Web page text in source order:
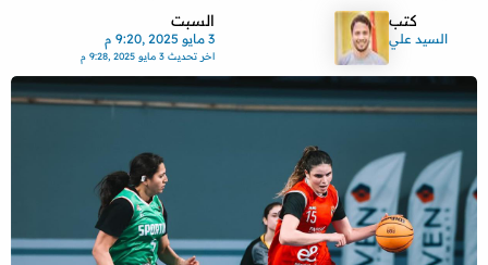
كتب
السيد علي
السبت
3 مايو 2025 ,9:20 م
اخر تحديث3 مايو 2025 ,9:28 م